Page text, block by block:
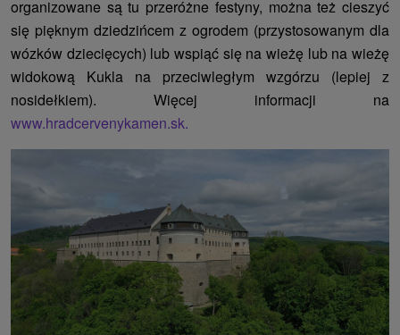
organizowane są tu przeróżne festyny, można też cieszyć
się pięknym dziedzińcem z ogrodem (przystosowanym dla
wózków dziecięcych) lub wspiąć się na wieżę lub na wieżę
widokową Kukla na przeciwległym wzgórzu (lepiej z
nosidełkiem). Więcej informacji na
www.hradcervenykamen.sk.